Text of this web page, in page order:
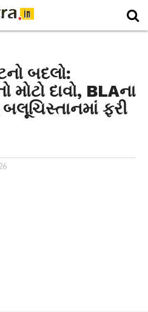
બદલો:
મોટો દાવો, BLAના
ફરી